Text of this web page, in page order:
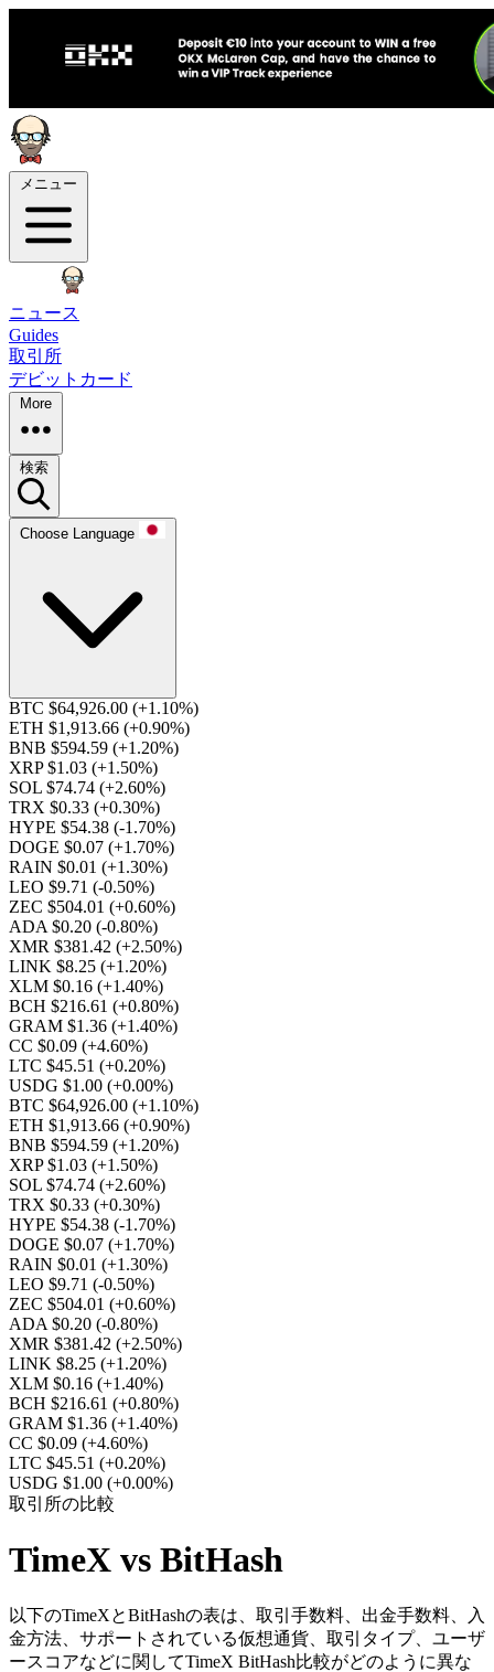
メニュー
ニュース
Guides
取引所
デビットカード
More
検索
Choose Language
BTC $64,926.00 (+1.10%)
ETH $1,913.66 (+0.90%)
BNB $594.59 (+1.20%)
XRP $1.03 (+1.50%)
SOL $74.74 (+2.60%)
TRX $0.33 (+0.30%)
HYPE $54.38 (-1.70%)
DOGE $0.07 (+1.70%)
RAIN $0.01 (+1.30%)
LEO $9.71 (-0.50%)
ZEC $504.01 (+0.60%)
ADA $0.20 (-0.80%)
XMR $381.42 (+2.50%)
LINK $8.25 (+1.20%)
XLM $0.16 (+1.40%)
BCH $216.61 (+0.80%)
GRAM $1.36 (+1.40%)
CC $0.09 (+4.60%)
LTC $45.51 (+0.20%)
USDG $1.00 (+0.00%)
BTC $64,926.00 (+1.10%)
ETH $1,913.66 (+0.90%)
BNB $594.59 (+1.20%)
XRP $1.03 (+1.50%)
SOL $74.74 (+2.60%)
TRX $0.33 (+0.30%)
HYPE $54.38 (-1.70%)
DOGE $0.07 (+1.70%)
RAIN $0.01 (+1.30%)
LEO $9.71 (-0.50%)
ZEC $504.01 (+0.60%)
ADA $0.20 (-0.80%)
XMR $381.42 (+2.50%)
LINK $8.25 (+1.20%)
XLM $0.16 (+1.40%)
BCH $216.61 (+0.80%)
GRAM $1.36 (+1.40%)
CC $0.09 (+4.60%)
LTC $45.51 (+0.20%)
USDG $1.00 (+0.00%)
取引所の比較
TimeX vs BitHash
以下のTimeXとBitHashの表は、取引手数料、出金手数料、入
金方法、サポートされている仮想通貨、取引タイプ、ユーザ
ースコアなどに関してTimeX BitHash比較がどのように異な